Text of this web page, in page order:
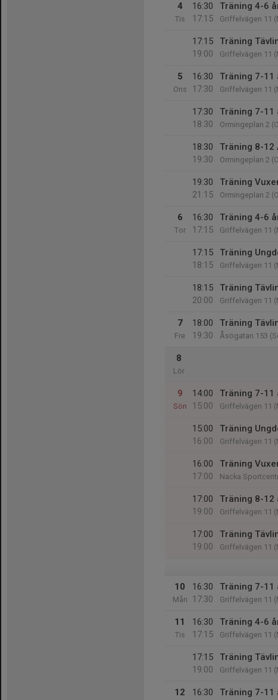
4
Tis
16:30
17:15
Träning 4-6
Griffelvägen 11
17:15
19:00
Träning
Griffelvägen 11
5
Ons
16:30
17:30
Träning 7-11
Griffelvägen 11
17:30
18:30
Träning 7-11
Ormingeplan 2
18:30
19:30
Träning 8-12
Ormingeplan 2
19:30
21:15
Träning
Ormingeplan 2
6
Tor
16:30
17:15
Träning 4-6
Griffelvägen 11
17:15
18:15
Träning
Griffelvägen 11
18:15
20:00
Träning
Griffelvägen 11
7
Fre
18:00
19:30
Träning
Åsögatan 153
8
Lör
9
Sön
14:00
15:00
Träning 7-11
Griffelvägen 11
15:00
16:00
Träning
Griffelvägen 11
16:00
17:00
Träning
Nacka
17:00
19:00
Träning 8-12
Griffelvägen 11
17:00
19:00
Träning
Griffelvägen 11
10
Mån
16:30
17:30
Träning 7-11
Griffelvägen 11
11
Tis
16:30
17:15
Träning 4-6
Griffelvägen 11
17:15
19:00
Träning
Griffelvägen 11
12
16:30
Träning 7-11